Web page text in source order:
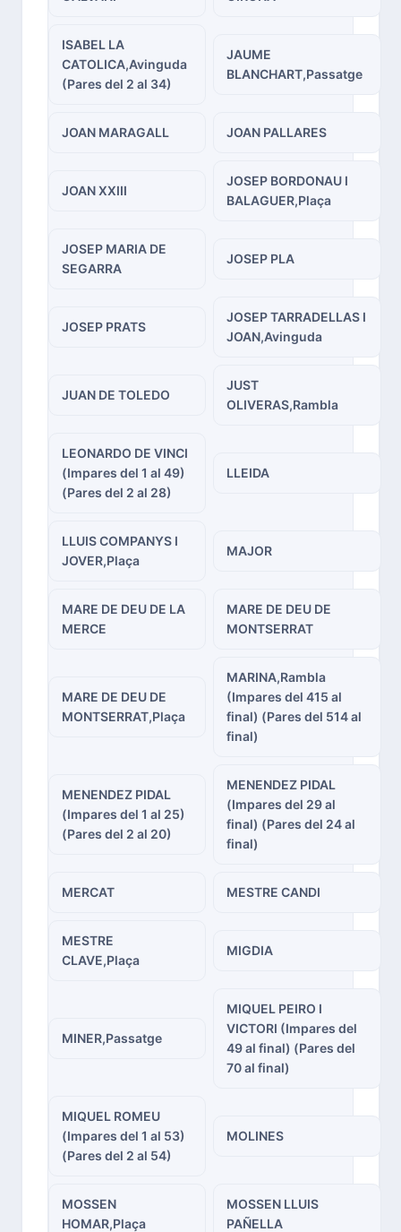
ISABEL LA
CATOLICA,Avinguda
(Pares del 2 al 34)
JAUME
BLANCHART,Passatge
JOAN MARAGALL JOAN PALLARES
JOAN XXIII
JOSEP BORDONAU I
BALAGUER,Plaça
JOSEP MARIA DE
SEGARRA
JOSEP PLA
JOSEP PRATS
JOSEP TARRADELLAS I
JOAN,Avinguda
JUAN DE TOLEDO
JUST
OLIVERAS,Rambla
LEONARDO DE VINCI
(Impares del 1 al 49)
(Pares del 2 al 28)
LLEIDA
LLUIS COMPANYS I
JOVER,Plaça
MAJOR
MARE DE DEU DE LA
MERCE
MARE DE DEU DE
MONTSERRAT
MARE DE DEU DE
MONTSERRAT,Plaça
MARINA,Rambla
(Impares del 415 al
final) (Pares del 514 al
final)
MENENDEZ PIDAL
(Impares del 1 al 25)
(Pares del 2 al 20)
MENENDEZ PIDAL
(Impares del 29 al
final) (Pares del 24 al
final)
MERCAT MESTRE CANDI
MESTRE
CLAVE,Plaça
MIGDIA
MINER,Passatge
MIQUEL PEIRO I
VICTORI (Impares del
49 al final) (Pares del
70 al final)
MIQUEL ROMEU
(Impares del 1 al 53)
(Pares del 2 al 54)
MOLINES
MOSSEN
HOMAR,Plaça
MOSSEN LLUIS
PAÑELLA